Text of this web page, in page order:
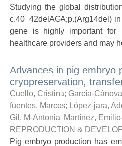
Studying the global
c.40_42delAGA;p.(Arg14del)
gene is highly important for
healthcare providers and may
Advances in pig embryo
cryopreservation,
Cuello, Cristina; García-
fuentes, Marcos; López-jara,
Gil, M-Antonia; Martínez,
REPRODUCTION &
Pig embryo production has